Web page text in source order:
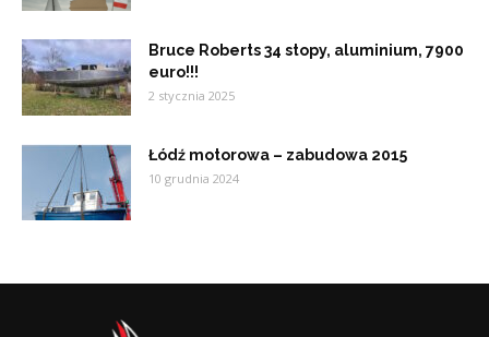
Bruce Roberts 34 stopy, aluminium, 7900
euro!!!
2 stycznia 2025
Łódź motorowa – zabudowa 2015
10 grudnia 2024